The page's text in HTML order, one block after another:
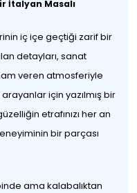
İtalyan Masalı
iç içe geçtiği zarif bir
detayları, sanat
veren atmosferiyle
için yazılmış bir
etrafınızı her an
bir parçası
ama kalabalıktan